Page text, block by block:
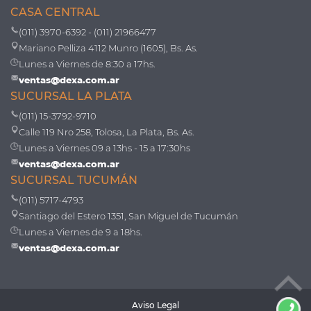
CASA CENTRAL
(011) 3970-6392 - (011) 21966477
Mariano Pelliza 4112 Munro (1605), Bs. As.
Lunes a Viernes de 8:30 a 17hs.
ventas@dexa.com.ar
SUCURSAL LA PLATA
(011) 15-3792-9710
Calle 119 Nro 258, Tolosa, La Plata, Bs. As.
Lunes a Viernes 09 a 13hs - 15 a 17:30hs
ventas@dexa.com.ar
SUCURSAL TUCUMÁN
(011) 5717-4793
Santiago del Estero 1351, San Miguel de Tucumán
Lunes a Viernes de 9 a 18hs.
ventas@dexa.com.ar
Aviso Legal